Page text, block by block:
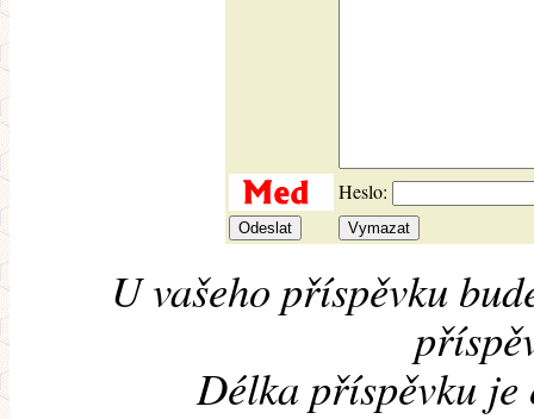
Heslo:
U vašeho příspěvku
Délka příspěvku je